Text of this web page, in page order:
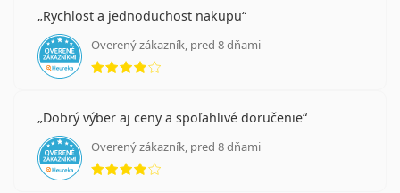
Rychlost a jednoduchost nakupu
Overený zákazník, pred 8 dňami
hodnotenie 4 z 5
Dobrý výber aj ceny a spoľahlivé doručenie
Overený zákazník, pred 8 dňami
hodnotenie 4 z 5